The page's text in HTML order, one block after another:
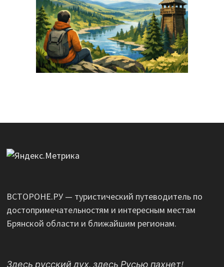
ВСТОРОНЕ.РУ — туристический путеводитель по
достопримечательностям и интересным местам
Брянской области и ближайшим регионам.
Здесь русский дух, здесь Русью пахнет!